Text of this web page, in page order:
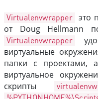
Virtualenvwrapper это
от Doug Hellmann
Virtualenvwrapper
виртуальные
папки с проектами,
виртуальное
скрипты